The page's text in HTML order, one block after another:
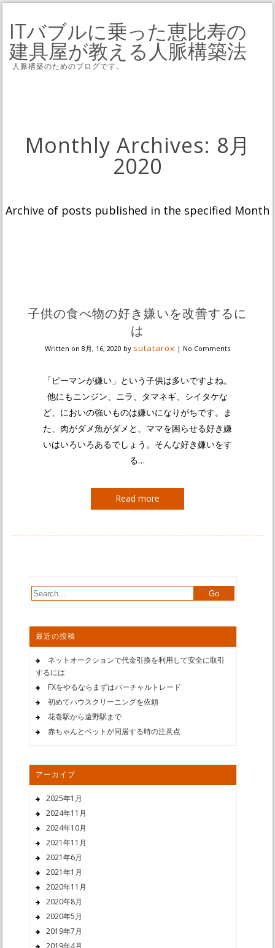
ITバブルに乗った恵比寿の
建具屋が教える人脈構築法
人脈構築のためのブログです。
Monthly Archives: 8月
2020
Archive of posts published in the specified Month
子供の食べ物の好き嫌いを改善するに
は
Written on 8月, 16, 2020 by sutatarox | No Comments
「ピーマンが嫌い」という子供は多いですよね。
他にもニンジン、ニラ、タマネギ、シイタケな
ど、においの強いものは嫌いになりがちです。ま
た、肉がダメ魚がダメと、ママを困らせる好き嫌
いはいろいろあるでしょう。そんな好き嫌いをす
る…
Read more
最近の投稿
ネットオークションで代金引換を利用して安全に取引
するには
FXをやるならまずはバーチャルトレード
初めてハウスクリーニングを依頼
花巻駅から遠野駅まで
赤ちゃんとペットが同居する時の注意点
アーカイブ
2025年1月
2024年11月
2024年10月
2021年11月
2021年6月
2021年1月
2020年11月
2020年8月
2020年5月
2019年7月
2019年4月